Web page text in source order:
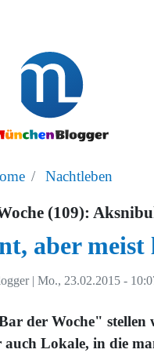
Nachtleben
(109):
aber meist
| Mo., 23.02.2015 -
der Woche" stellen
auch Lokale, in die